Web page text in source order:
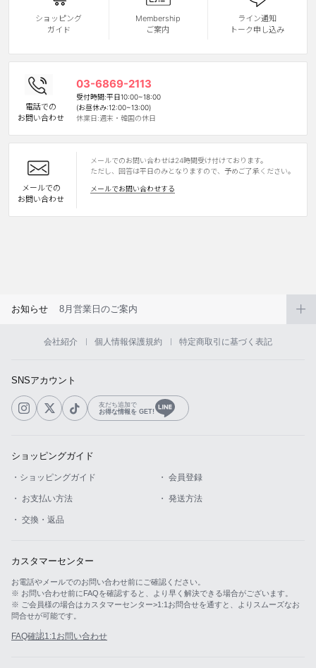
総合掲示板
カスタマーサービス
ショッピングガイド
INSTAGRAM TWITTER LINE FACEBOOK
ショッピング
ガイド
Membership
ご案内
ライン通知
トーク申し込み
電話での
お問い合わせ
03-6869-2113
受付時間:平日10:00~18:00
(お昼休み:12:00~13:00)
休業日:週末・韓国の休日
メールでの
お問い合わせ
メールでのお問い合わせは24時間受け付けております。
ただし、回答は平日のみとなりますので、予めご了承ください。
メールでお問い合わせする
お知らせ 8月営業日のご案内
会社紹介 個人情報保護規約 特定商取引に基づく表記
SNSアカウント
友だち追加で
お得な情報を GET!
ショッピングガイド
・ショッピングガイド ・ 会員登録
・ お支払い方法 ・ 発送方法
・ 交換・返品
カスタマーセンター
お電話やメールでのお問い合わせ前にご確認ください。
※ お問い合わせ前にFAQを確認すると、より早く解決できる場合がございます。
※ ご会員様の場合はカスタマーセンター>1:1お問合せを通すと、よりスムーズなお
問合せが可能です。
FAQ確認1:1お問い合わせ